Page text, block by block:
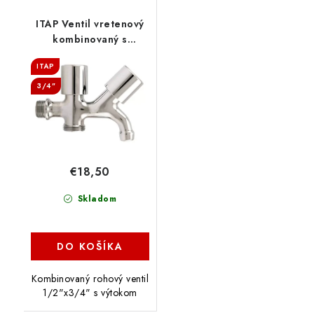
ITAP Ventil vretenový
kombinovaný s
výtokom 1/2"x3/4"
ITAP
3/4"
Skladom
€18,50
DO KOŠÍKA
Kombinovaný rohový ventil
1/2"x3/4" s výtokom